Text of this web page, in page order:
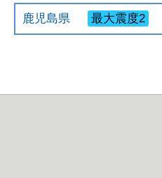
鹿児島県 最大震度2